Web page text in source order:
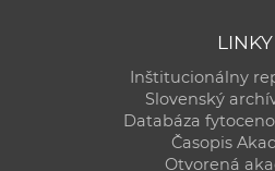
LINKY
Inštitucionálny
Slovenský
Databáza
Časopis
Otvorená